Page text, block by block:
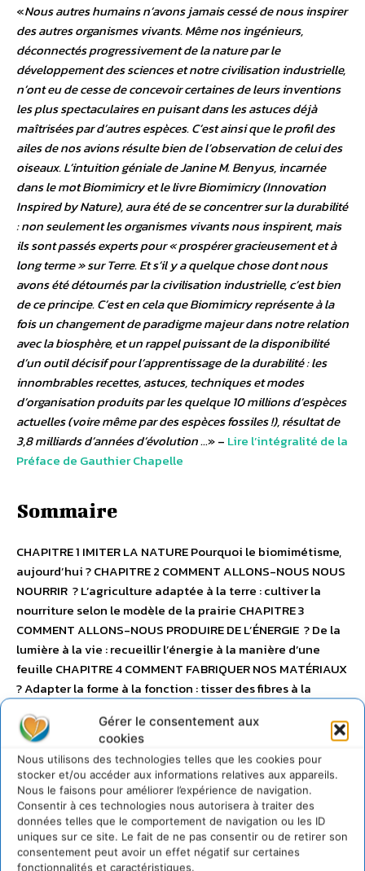
Gérer le consentement aux
cookies
Nous utilisons des technologies telles que les cookies pour
stocker et/ou accéder aux informations relatives aux appareils.
Nous le faisons pour améliorer l’expérience de navigation.
Consentir à ces technologies nous autorisera à traiter des
données telles que le comportement de navigation ou les ID
uniques sur ce site. Le fait de ne pas consentir ou de retirer son
consentement peut avoir un effet négatif sur certaines
fonctionnalités et caractéristiques.
«Nous autres humains n’avons jamais cessé de nous inspirer
des autres organismes vivants. Même nos ingénieurs,
déconnectés progressivement de la nature par le
développement des sciences et notre civilisation industrielle,
n’ont eu de cesse de concevoir certaines de leurs inventions
les plus spectaculaires en puisant dans les astuces déjà
maîtrisées par d’autres espèces. C’est ainsi que le profil des
ailes de nos avions résulte bien de l’observation de celui des
oiseaux. L’intuition géniale de Janine M. Benyus, incarnée
dans le mot Biomimicry et le livre Biomimicry (Innovation
Inspired by Nature), aura été de se concentrer sur la durabilité
: non seulement les organismes vivants nous inspirent, mais
ils sont passés experts pour « prospérer gracieusement et à
long terme » sur Terre. Et s’il y a quelque chose dont nous
avons été détournés par la civilisation industrielle, c’est bien
de ce principe. C’est en cela que Biomimicry représente à la
fois un changement de paradigme majeur dans notre relation
avec la biosphère, et un rappel puissant de la disponibilité
d’un outil décisif pour l’apprentissage de la durabilité : les
innombrables recettes, astuces, techniques et modes
d’organisation produits par les quelque 10 millions d’espèces
actuelles (voire même par des espèces fossiles !), résultat de
3,8 milliards d’années d’évolution …» – Lire l’intégralité de la
Préface de Gauthier Chapelle
Sommaire
CHAPITRE 1 IMITER LA NATURE Pourquoi le biomimétisme,
aujourd’hui ? CHAPITRE 2 COMMENT ALLONS-NOUS NOUS
NOURRIR ? L’agriculture adaptée à la terre : cultiver la
nourriture selon le modèle de la prairie CHAPITRE 3
COMMENT ALLONS-NOUS PRODUIRE DE L’ÉNERGIE ? De la
lumière à la vie : recueillir l’énergie à la manière d’une
feuille CHAPITRE 4 COMMENT FABRIQUER NOS MATÉRIAUX
? Adapter la forme à la fonction : tisser des fibres à la
NOUS NOUS SOIGNER ? Des experts parmi nous : trouver
des remèdes, à la manière des chimpanzés CHAPITRE 6
COMMENT STOCKER NOS CONNAISSANCES ? La danse des
molécules : calculer à la manière d’une cellule CHAPITRE 7
COMMENT ALLONS-NOUS FAIRE DES AFFAIRES ?
Fonctionner en circuit fermé : gérer une entreprise à la
manière d’une forêt de séquoias CHAPITRE 8 ET APRÈS, OU
IRONS-NOUS ? Que l’émerveillement ne cesse jamais : pour